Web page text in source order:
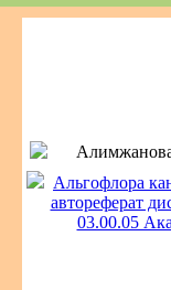
Альгофлора
автореферат
03.00.05